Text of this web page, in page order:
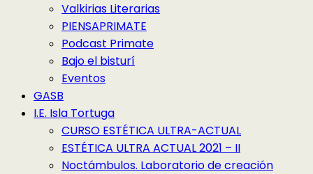
Valkirias Literarias
PIENSAPRIMATE
Podcast Primate
Bajo el bisturí
Eventos
GASB
I.E. Isla Tortuga
CURSO ESTÉTICA ULTRA-ACTUAL
ESTÉTICA ULTRA ACTUAL 2021 – II
Noctámbulos. Laboratorio de creación